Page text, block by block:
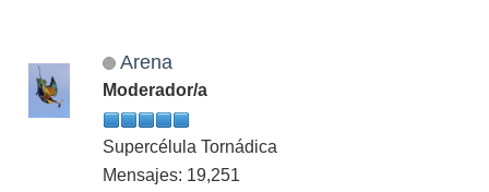
Arena
Moderador/a
Supercélula Tornádica
Mensajes: 19,251